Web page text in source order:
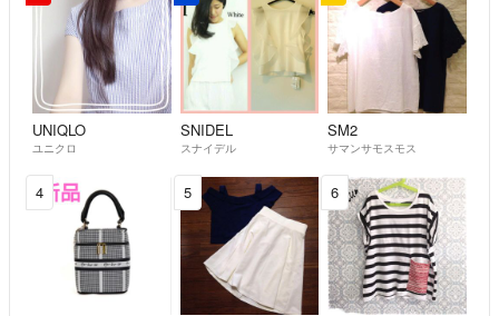
UNIQLO
ユニクロ
SNIDEL
スナイデル
SM2
サマンサモスモス
4 5 6